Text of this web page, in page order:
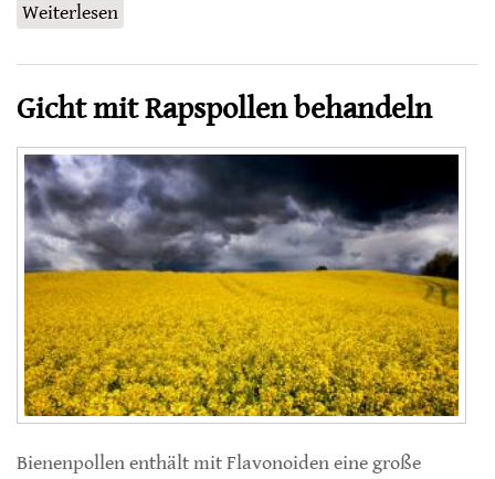
Weiterlesen
Gicht mit Rapspollen behandeln
Bienenpollen enthält mit Flavonoiden eine große